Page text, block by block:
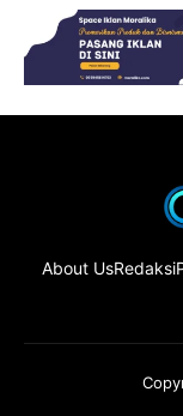
About UsRedaksi